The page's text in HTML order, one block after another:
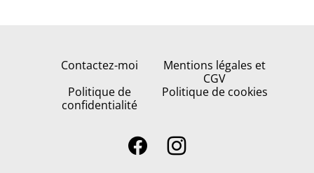
Contactez-moi
Mentions légales et
CGV
Politique de
confidentialité
Politique de cookies